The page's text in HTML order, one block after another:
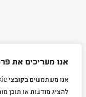
אנו מעריכים את
להציג מודעות או תוכן